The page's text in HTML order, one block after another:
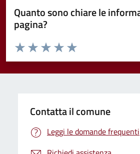
Quanto sono chiare le
pagina?
Valuta da 1 a 5 stelle la pagina
Valuta 5 stelle su 5
Valuta 4 stelle su 5
Valuta 3 stelle su 5
Valuta 2 stelle su 5
Valuta 1 stelle su 5
Contatta il comune
Leggi le domande frequenti